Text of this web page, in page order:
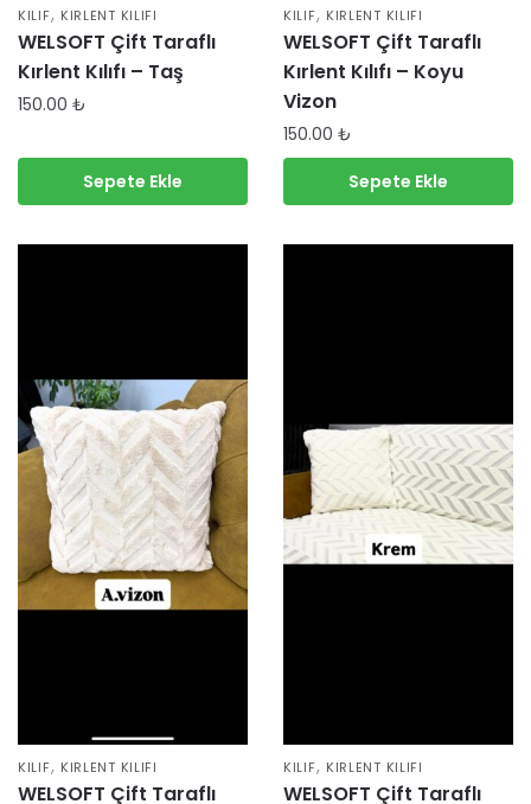
KILIF, KIRLENT KILIFI
WELSOFT Çift Taraflı
Kırlent Kılıfı – Taş
150.00 ₺
Sepete Ekle
KILIF, KIRLENT KILIFI
WELSOFT Çift Taraflı
Kırlent Kılıfı – Koyu
Vizon
150.00 ₺
Sepete Ekle
KILIF, KIRLENT KILIFI
WELSOFT Çift Taraflı
KILIF, KIRLENT KILIFI
WELSOFT Çift Taraflı